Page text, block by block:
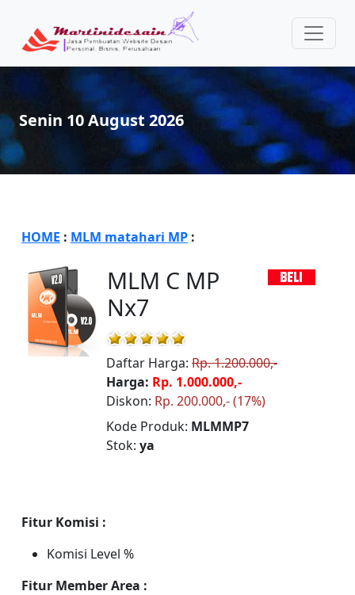
Senin 10 August 2026
HOME : MLM matahari MP :
MLM C MP
Nx7
Daftar Harga: Rp. 1.200.000,-
Harga: Rp. 1.000.000,-
Diskon: Rp. 200.000,- (17%)
Kode Produk: MLMMP7
Stok: ya
Fitur Komisi :
Komisi Level %
Fitur Member Area :